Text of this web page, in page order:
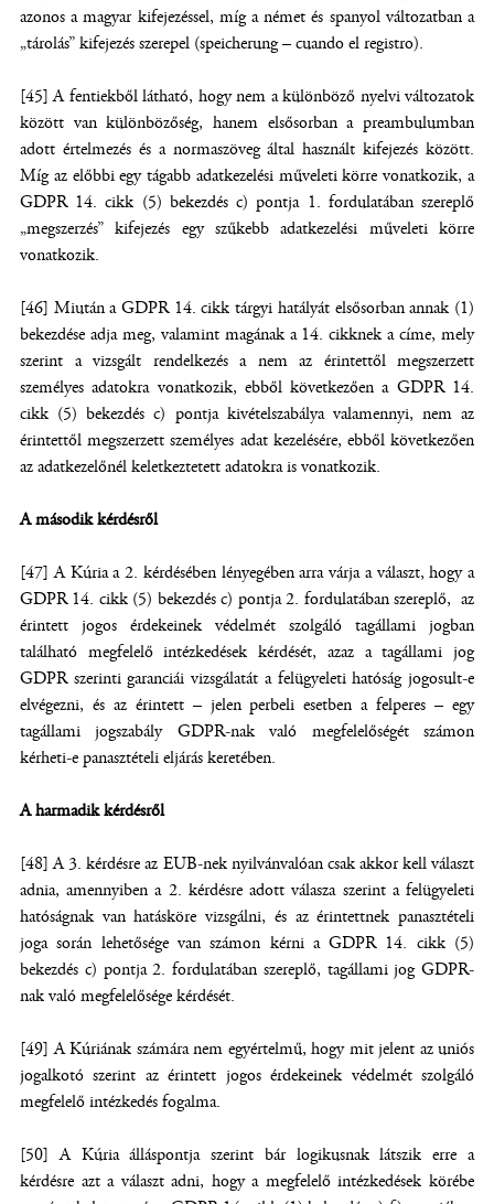
azonos a magyar kifejezéssel, míg a német és spanyol változatban a
„tárolás” kifejezés szerepel (speicherung – cuando el registro).
[45] A fentiekből látható, hogy nem a különböző nyelvi változatok
között van különbözőség, hanem elsősorban a preambulumban
adott értelmezés és a normaszöveg által használt kifejezés között.
Míg az előbbi egy tágabb adatkezelési műveleti körre vonatkozik, a
GDPR 14. cikk (5) bekezdés c) pontja 1. fordulatában szereplő
„megszerzés” kifejezés egy szűkebb adatkezelési műveleti körre
vonatkozik.
[46] Miután a GDPR 14. cikk tárgyi hatályát elsősorban annak (1)
bekezdése adja meg, valamint magának a 14. cikknek a címe, mely
szerint a vizsgált rendelkezés a nem az érintettől megszerzett
személyes adatokra vonatkozik, ebből következően a GDPR 14.
cikk (5) bekezdés c) pontja kivételszabálya valamennyi, nem az
érintettől megszerzett személyes adat kezelésére, ebből következően
az adatkezelőnél keletkeztetett adatokra is vonatkozik.
A második kérdésről
[47] A Kúria a 2. kérdésében lényegében arra várja a választ, hogy a
GDPR 14. cikk (5) bekezdés c) pontja 2. fordulatában szereplő, az
érintett jogos érdekeinek védelmét szolgáló tagállami jogban
található megfelelő intézkedések kérdését, azaz a tagállami jog
GDPR szerinti garanciái vizsgálatát a felügyeleti hatóság jogosult-e
elvégezni, és az érintett – jelen perbeli esetben a felperes – egy
tagállami jogszabály GDPR-nak való megfelelőségét számon
kérheti-e panasztételi eljárás keretében.
A harmadik kérdésről
[48] A 3. kérdésre az EUB-nek nyilvánvalóan csak akkor kell választ
adnia, amennyiben a 2. kérdésre adott válasza szerint a felügyeleti
hatóságnak van hatásköre vizsgálni, és az érintettnek panasztételi
joga során lehetősége van számon kérni a GDPR 14. cikk (5)
bekezdés c) pontja 2. fordulatában szereplő, tagállami jog GDPR-
nak való megfelelősége kérdését.
[49] A Kúriának számára nem egyértelmű, hogy mit jelent az uniós
jogalkotó szerint az érintett jogos érdekeinek védelmét szolgáló
megfelelő intézkedés fogalma.
[50] A Kúria álláspontja szerint bár logikusnak látszik erre a
kérdésre azt a választ adni, hogy a megfelelő intézkedések körébe